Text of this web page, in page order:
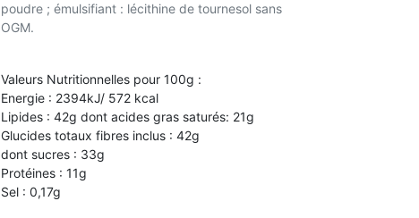
poudre ; émulsifiant : lécithine de tournesol sans
OGM.
Valeurs Nutritionnelles pour 100g :
Energie : 2394kJ/ 572 kcal
Lipides : 42g dont acides gras saturés: 21g
Glucides totaux fibres inclus : 42g
dont sucres : 33g
Protéines : 11g
Sel : 0,17g